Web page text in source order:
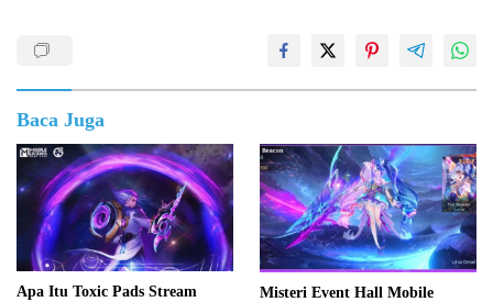
Baca Juga
Apa Itu Toxic Pads Stream
Misteri Event Hall Mobile